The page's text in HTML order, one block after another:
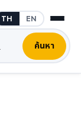
ค้นหา
TH EN